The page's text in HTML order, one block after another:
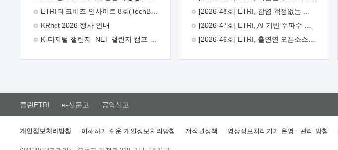
극대화하고, 지원기업을 강견기업으로
육성하고자 함.  신청자격: ETRI
ETRI 창업/연구소기업, 기술이전/출자기업
(2 ~ 3년차) 연봉의 40%  추진일정(1)
희망기업 신청/접수(2)희망인력-희망기업
매칭(3)현장조사/ 선정(심의)(4)협약체결
26일 9월초순 9월 중순 10월 이후*
ETRI 테크비즈 인사이트 8호(TechBiz Insight Vol.8) 발간
KRnet 2026 행사 안내
클린ETRI e-신문고 공익신고
개인정보처리방침 이해하기 쉬운 개인정보처리방침 저작권정책 영상정보처리기기 운영ㆍ관리 방침